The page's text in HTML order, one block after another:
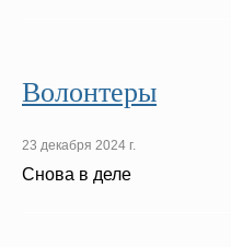
Волонтеры
23 декабря 2024 г.
Снова в деле